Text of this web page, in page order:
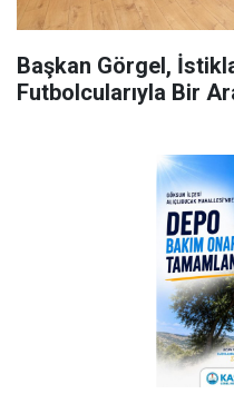
Başkan Görgel,
Futbolcularıyla Bir